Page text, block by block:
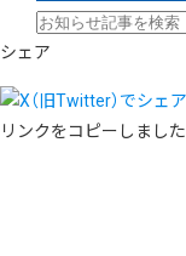
シェア
リンクをコピーしました